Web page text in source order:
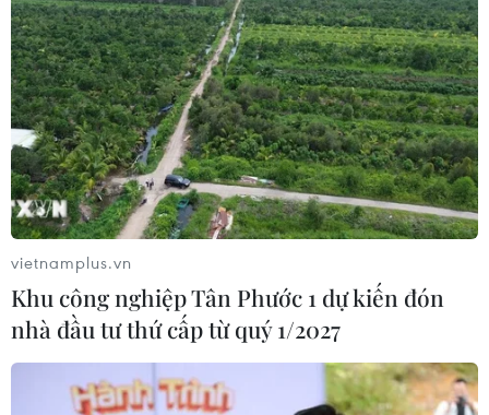
vietnamplus.vn
Khu công nghiệp Tân Phước 1 dự kiến đón
nhà đầu tư thứ cấp từ quý 1/2027